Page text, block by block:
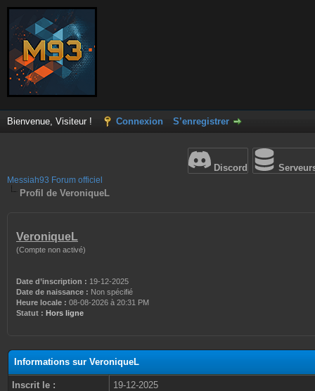
Bienvenue, Visiteur ! Connexion S’enregistrer
Discord
Messiah93 Forum officiel
Profil de VeroniqueL
VeroniqueL
(Compte non activé)
Date d’inscription : 19-12-2025
Date de naissance : Non spécifié
Heure locale : 08-08-2026 à 20:31 PM
Statut : Hors ligne
Informations sur VeroniqueL
Inscrit le :
19-12-2025